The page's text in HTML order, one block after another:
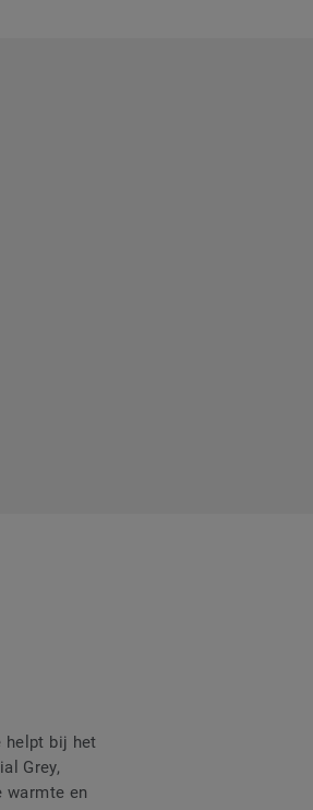
helpt bij het
Grey,
warmte en